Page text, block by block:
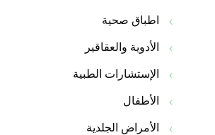
اطباق صحية
الأدوية والعقاقير
الإستشارات الطبية
الأطفال
الأمراض الجلدية